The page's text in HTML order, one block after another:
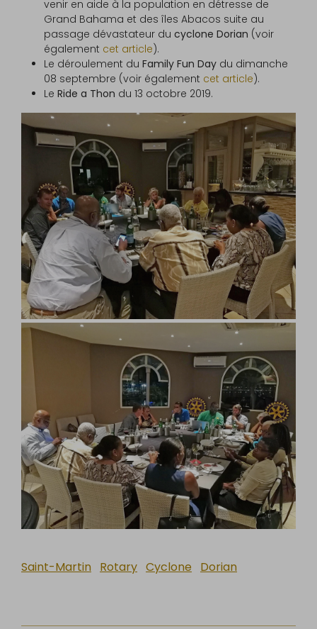
venir en aide à la population en détresse de
Grand Bahama et des îles Abacos suite au
passage dévastateur du cyclone Dorian (voir
également cet article).
Le déroulement du Family Fun Day du dimanche
08 septembre (voir également cet article).
Le Ride a Thon du 13 octobre 2019.
Saint-Martin Rotary Cyclone Dorian